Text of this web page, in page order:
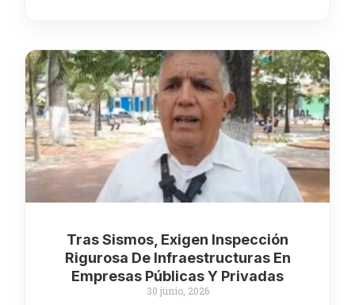
Tras Sismos, Exigen Inspección
Rigurosa De Infraestructuras En
Empresas Públicas Y Privadas
30 junio, 2026